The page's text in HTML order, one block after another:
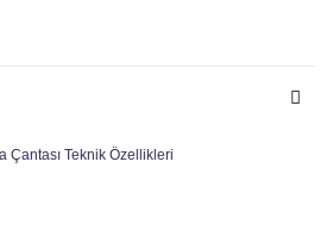
Çantası Teknik Özellikleri